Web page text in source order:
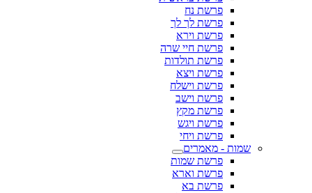
פרשת נח
פרשת לך לך
פרשת וירא
פרשת חיי שרה
פרשת תולדות
פרשת ויצא
פרשת וישלח
פרשת וישב
פרשת מקץ
פרשת ויגש
פרשת ויחי
שמות - מאמרים
פרשת שמות
פרשת וארא
פרשת בא